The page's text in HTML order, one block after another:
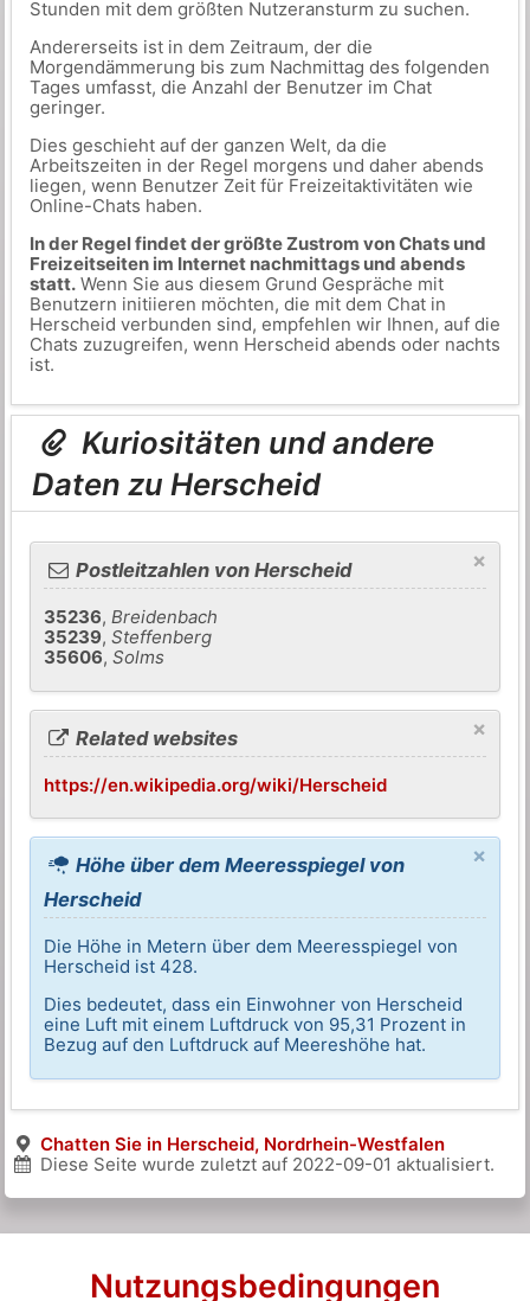
Stunden mit dem größten Nutzeransturm zu suchen.
Andererseits ist in dem Zeitraum, der die
Morgendämmerung bis zum Nachmittag des folgenden
Tages umfasst, die Anzahl der Benutzer im Chat
geringer.
Dies geschieht auf der ganzen Welt, da die
Arbeitszeiten in der Regel morgens und daher abends
liegen, wenn Benutzer Zeit für Freizeitaktivitäten wie
Online-Chats haben.
In der Regel findet der größte Zustrom von Chats und
Freizeitseiten im Internet nachmittags und abends
statt.Wenn Sie aus diesem Grund Gespräche mit
Benutzern initiieren möchten, die mit dem Chat in
Herscheid verbunden sind, empfehlen wir Ihnen, auf die
Chats zuzugreifen, wenn Herscheid abends oder nachts
ist.
Kuriositäten und andere
Daten zu Herscheid
×
Postleitzahlen von Herscheid
35236,Breidenbach
35239,Steffenberg
35606,Solms
×
Related websites
https://en.wikipedia.org/wiki/Herscheid
×
Höhe über dem Meeresspiegel von
Herscheid
Die Höhe in Metern über dem Meeresspiegel von
Herscheid ist 428.
Dies bedeutet, dass ein Einwohner von Herscheid
eine Luft mit einem Luftdruck von 95,31 Prozent in
Bezug auf den Luftdruck auf Meereshöhe hat.
Chatten Sie in Herscheid, Nordrhein-Westfalen
Diese Seite wurde zuletzt auf 2022-09-01 aktualisiert.
Nutzungsbedingungen